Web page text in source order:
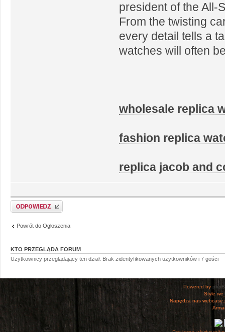
president of the All-
From the twisting
every detail tells a
watches will often
wholesale replica
fashion replica
replica jacob and
Odpowiedz
Powrót do Ogłoszenia
KTO PRZEGLĄDA FORUM
Użytkownicy przeglądający ten dział: Brak zidentyfikowanych użytkowników i 7 gości
Powered by
Style
Napędza nas